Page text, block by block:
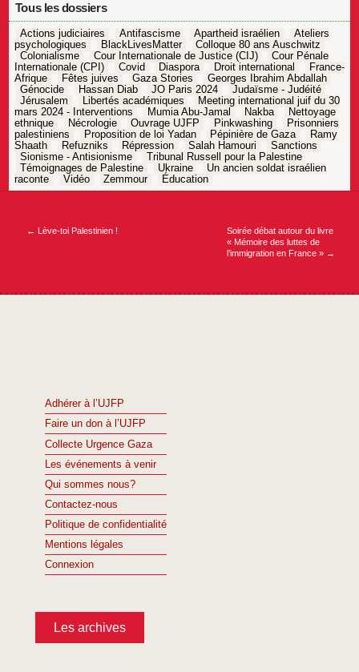
Tous les dossiers
Actions judiciaires Antifascisme Apartheid israélien
Ateliers
psychologiques
BlackLivesMatter
Colloque 80 ans Auschwitz
Colonialisme
Cour Internationale de Justice (CIJ)
Cour Pénale
Internationale (CPI)
Covid Diaspora Droit international
France-
Afrique
Fêtes juives Gaza Stories
Georges Ibrahim Abdallah
Génocide
Hassan Diab JO Paris 2024
Judaïsme - Judéité
Jérusalem
Libertés académiques
Meeting international juif du 30
mars 2024 - Interventions
Mumia Abu-Jamal Nakba
Nettoyage
ethnique
Nécrologie Ouvrage UJFP Pinkwashing
Prisonniers
palestiniens
Proposition de loi Yadan Pépinière de Gaza
Ramy
Shaath
Refuzniks Répression Salah Hamouri
Sanctions
Sionisme - Antisionisme
Tribunal Russell pour la Palestine
Témoignages de Palestine
Ukraine
Un ancien soldat israélien
raconte
Vidéo Zemmour Éducation
Navigation
← Lève-toi Palestinien !
Soirée débat autour du livre
« Mémoire des luttes de
l’immigration en France » →
Adhérer à l’UJFP
Faire un don à l’UJFP
Collecte Urgence Gaza
Les événements à venir
Qui sommes nous?
Contactez-nous
Politique de confidentialité
Mentions légales
Connexion
Les archives